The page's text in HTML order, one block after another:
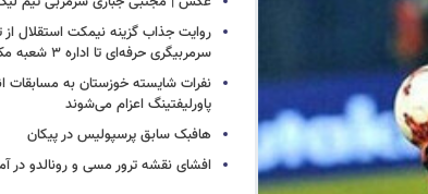
روایت جذاب گزینه نیمکت استقلال از
سرمربیگری حرفه‌ای تا اداره ۳ شعبه مک‌دونالد!
نفرات شایسته خوزستان به مسابقات
پاورلیفتینگ اعزام می‌شوند
هافبک سابق پرسپولیس در پیکان
افشای نقشه ترور مسی و رونالدو در